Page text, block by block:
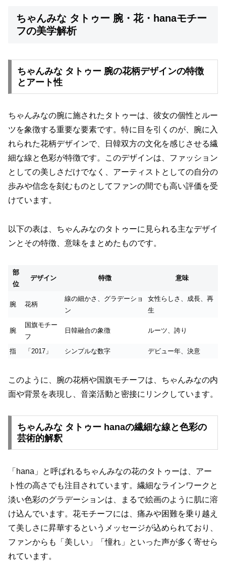
ちゃんみな タトゥー 腕・花・hanaモチー
フの美学解析
ちゃんみな タトゥー 腕の花柄デザインの特徴
とアート性
ちゃんみなの腕に施されたタトゥーは、彼女の個性とルー
ツを象徴する重要な要素です。特に目を引くのが、腕に入
れられた花柄デザインで、日韓双方の文化を感じさせる繊
細な線と色彩が特徴です。このデザインは、ファッション
としての美しさだけでなく、アーティストとしての自分の
歩みや信念を刻むものとしてファンの間でも高い評価を受
けています。
以下の表は、ちゃんみなのタトゥーに見られる主なデザイ
ンとその特徴、意味をまとめたものです。
部
位
デザイン 特徴 意味
腕 花柄
線の細かさ、グラデーショ
ン
女性らしさ、成長、再
生
腕
国旗モチー
フ
日韓融合の象徴 ルーツ、誇り
指 「2017」 シンプルな数字 デビュー年、決意
このように、腕の花柄や国旗モチーフは、ちゃんみなの内
面や背景を表現し、音楽活動と密接にリンクしています。
ちゃんみな タトゥー hanaの繊細な線と色彩の
芸術的解釈
「hana」と呼ばれるちゃんみなの花のタトゥーは、アー
ト性の高さでも注目されています。繊細なラインワークと
淡い色彩のグラデーションは、まるで絵画のように肌に溶
け込んでいます。花モチーフには、痛みや困難を乗り越え
て美しさに昇華するというメッセージが込められており、
ファンからも「美しい」「憧れ」といった声が多く寄せら
れています。